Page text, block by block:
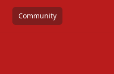
Community